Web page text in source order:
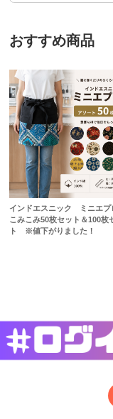
おすすめ商品
インドエスニック ミニエ
こみこみ50枚セット＆100枚
ト ※値下がりました！